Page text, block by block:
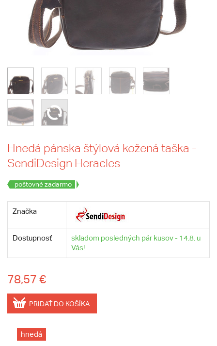
Hnedá pánska štýlová kožená taška -
SendiDesign Heracles
poštovné zadarmo
Značka
Dostupnosť
skladom posledných pár kusov - 14.8. u
Vás!
78,57 €
PRIDAŤ DO KOŠÍKA
hnedá